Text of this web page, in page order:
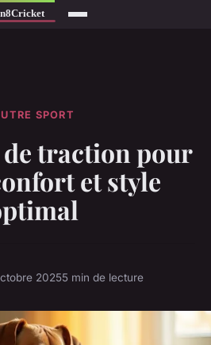
SPORT
traction pour
et style
20255 min de lecture